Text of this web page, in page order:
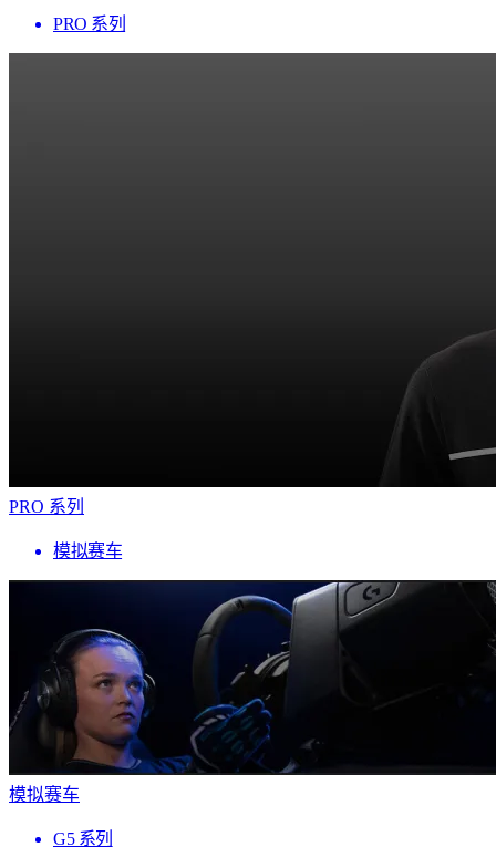
PRO 系列
PRO 系列
模拟赛车
模拟赛车
G5 系列